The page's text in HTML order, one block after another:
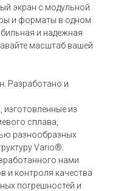
экран с модульной
и форматы в одном
и надежная
масштаб вашей
Разработано и
из
сплава,
разнообразных
Vario®.
нами
и контроля качества
погрешностей и